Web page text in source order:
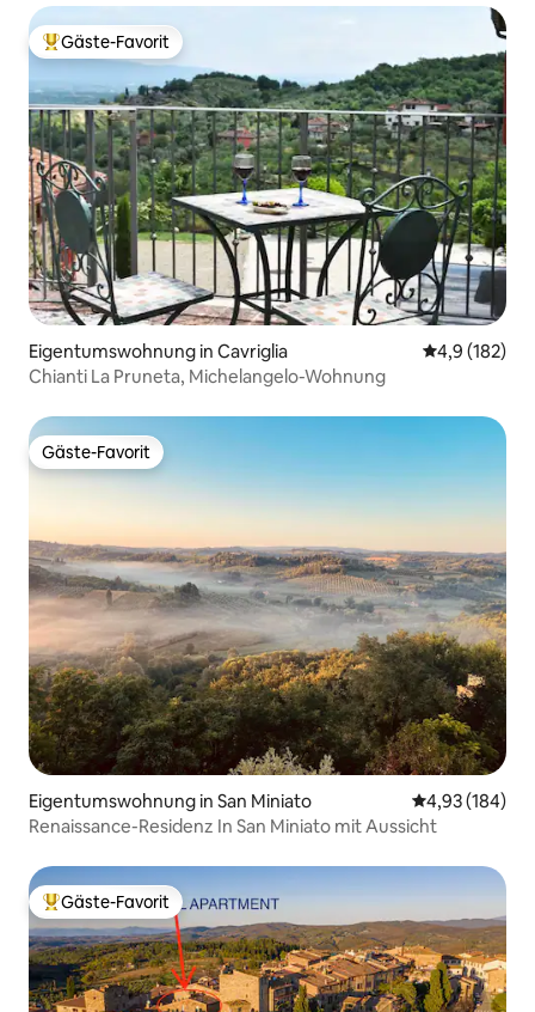
Beliebter Gäste-Favorit.
Gäste-Favorit
Eigentumswohnung in Cavriglia
4,9 (182)
Chianti La Pruneta, Michelangelo-Wohnung
Gäste-Favorit
Gäste-Favorit
Eigentumswohnung in San Miniato
4,93 (184)
Renaissance-Residenz In San Miniato mit Aussicht
Beliebter Gäste-Favorit.
Gäste-Favorit